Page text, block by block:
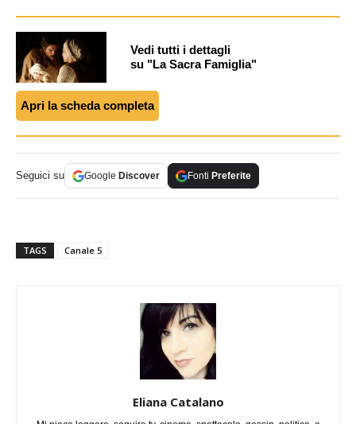
Vedi tutti i dettagli
su "La Sacra Famiglia"
Apri la scheda completa
Seguici su Google Discover Fonti Preferite
TAGS Canale 5
Eliana Catalano